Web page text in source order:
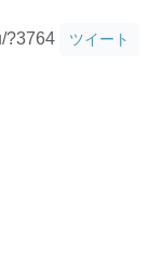
?3764 ツイート